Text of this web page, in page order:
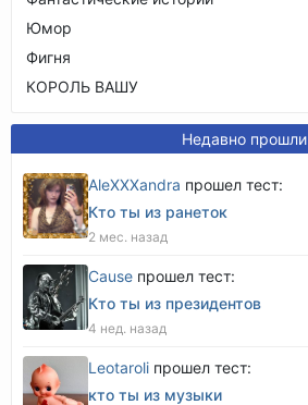
Юмор
Фигня
КОРОЛЬ ВАШУ
Недавно прошли
AleXXXandra прошел тест:
Кто ты из ранеток
2 мес. назад
Cause прошел тест:
Кто ты из президентов
4 нед. назад
Leotaroli прошел тест:
кто ты из музыки